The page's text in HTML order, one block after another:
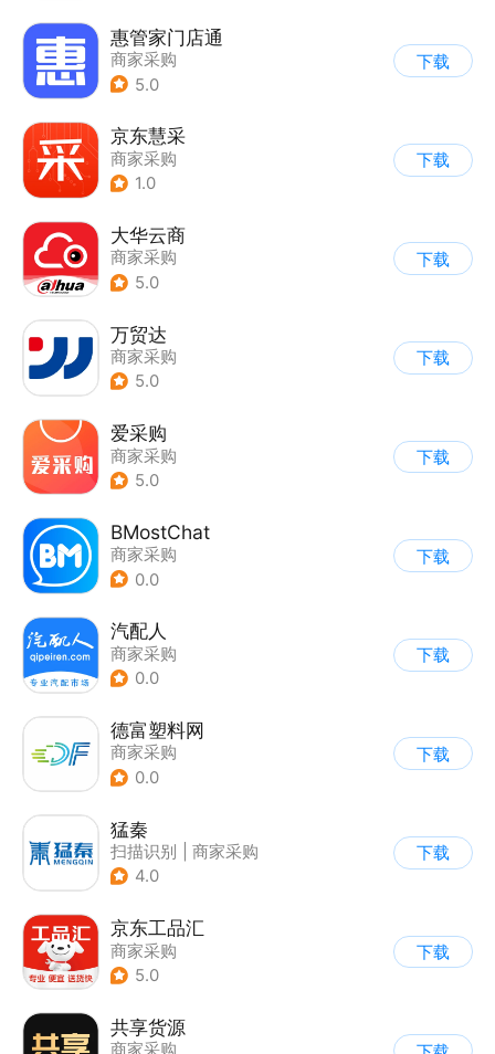
惠管家门店通
商家采购
5.0
下载
京东慧采
商家采购
1.0
下载
大华云商
商家采购
5.0
下载
万贸达
商家采购
5.0
下载
爱采购
商家采购
5.0
下载
BMostChat
商家采购
0.0
下载
汽配人
商家采购
0.0
下载
德富塑料网
商家采购
0.0
下载
猛秦
扫描识别
商家采购
4.0
下载
京东工品汇
商家采购
5.0
下载
共享货源
商家采购